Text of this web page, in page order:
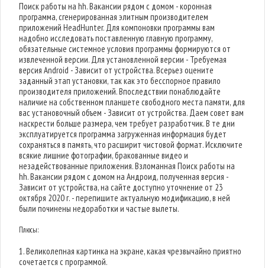
Поиск работы на hh. Вакансии рядом с домом - коронная
программа, сгенерированная элитным производителем
приложений HeadHunter. Для компоновки программы вам
надобно исследовать поставленную главную программу,
обязательные системное условия программы формируются от
извлеченной версии. Для установленной версии - Требуемая
версия Android - Зависит от устройства. Всерьез оцените
заданный этап установки, так как это бесспорное правило
производителя приложений. Впоследствии понаблюдайте
наличие на собственном планшете свободного места памяти, для
вас установочный объем - Зависит от устройства. Даем совет вам
наскрести больше размера, чем требует разработчик. В те дни
эксплуатируется программа загруженная информация будет
сохраняться в память, что расширит чистовой формат. Исключите
всякие лишние фотографии, бракованные видео и
незадействованные приложения. Взломанная Поиск работы на
hh. Вакансии рядом с домом на Андроид, полученная версия -
Зависит от устройства, на сайте доступно уточнение от 23
октября 2020 г. - перепишите актуальную модификацию, в ней
были починены недоработки и частые вылеты.
Плюсы:
1. Великолепная картинка на экране, какая чрезвычайно приятно
сочетается с программой.